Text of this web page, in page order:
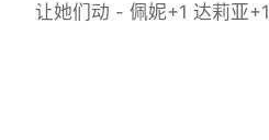
让她们动 - 佩妮+1 达莉亚+1